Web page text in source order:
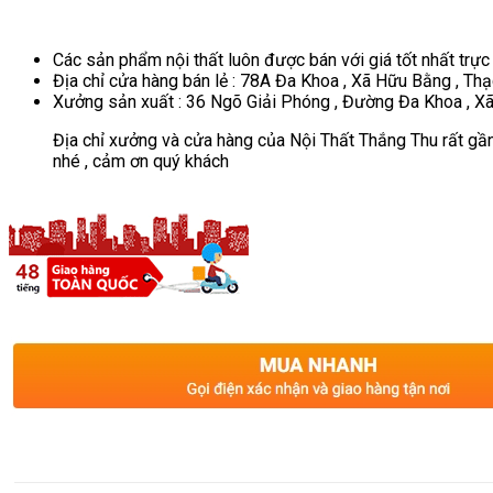
Các sản phẩm nội thất luôn được bán với giá tốt nhất
Địa chỉ cửa hàng bán lẻ : 78A Đa Khoa , Xã Hữu Bằng ,
Xưởng sản xuất : 36 Ngõ Giải Phóng , Đường Đa Khoa ,
Địa chỉ xưởng và cửa hàng của Nội Thất Thắng Thu rất
nhé , cảm ơn quý khách